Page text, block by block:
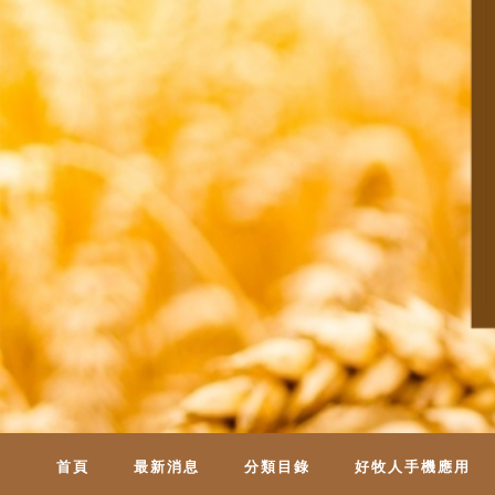
首頁 最新消息 分類目錄 好牧人手機應用